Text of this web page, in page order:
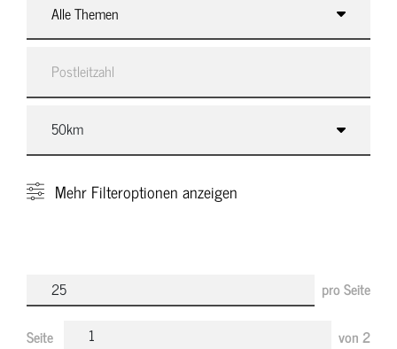
Alle Themen
Mehr Filteroptionen anzeigen
pro Seite
Seite von2